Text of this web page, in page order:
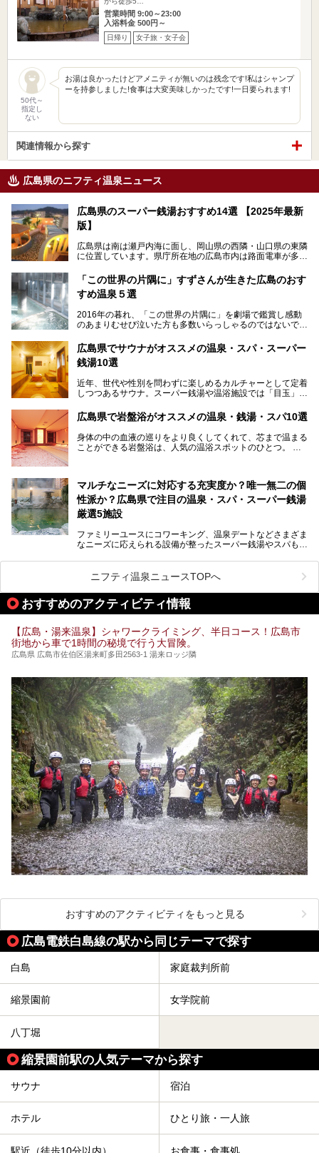
営業時間 9:00～23:00
入浴料金 500円～
日帰り 女子旅・女子会
50代～
指定し
ない
お湯は良かったけどアメニティが無いのは残念です!私はシャンプ
ーを持参しました!食事は大変美味しかったです!一日要られます!
関連情報から探す
広島県のニフティ温泉ニュース
広島県のスーパー銭湯おすすめ14選 【2025年最新
版】
広島県は南は瀬戸内海に面し、岡山県の西隣・山口県の東隣
に位置しています。県庁所在地の広島市内は路面電車が多数
厳島神社と原爆ドームの2つの世界文化遺産があり、年間を
通して多数の観光客が訪れます。工業都市として栄えた呉市
や、坂の町・尾道市など、ゆっくり訪れたい町や観光スポッ
モン、全国にファンが多い広島風お好み焼きなどのグルメも
充実。
銭湯をご紹介します。
「この世界の片隅に」すずさんが生きた広島のおす
すめ温泉５選
2016年の暮れ、「この世界の片隅に」を劇場で鑑賞し感動
のあまりむせび泣いた方も多数いらっしゃるのではないでし
あの夏のヒロシマを生きた主人公すずさんの笑顔が、今もど
こかに輝きつづけていることをふと思い浮かべます。
そんな映画の舞台となった広島県呉市を中心に、広島のおす
広島県でサウナがオススメの温泉・スパ・スーパー
銭湯10選
近年、世代や性別を問わずに楽しめるカルチャーとして定着
しつつあるサウナ。スーパー銭湯や温浴施設では「目玉」と
わりと身体の内部を温めて発汗を促すサウナは、リフレッシ
ュ効果はもちろん、代謝が高まり健康や美容にも良い影響が
期待されます。今回はそんなサウナにこだわった、広島県内
のオススメ温泉・銭湯・スパ10ヶ所を紹介させていただき
ます。
広島県で岩盤浴がオススメの温泉・銭湯・スパ10選
身体の中の血液の巡りをより良くしてくれて、芯まで温まる
ことができる岩盤浴は、人気の温浴スポットのひとつ。
る、広島県でオススメの温泉・銭湯・スパをご紹介していき
ます！
マルチなニーズに対応する充実度か？唯一無二の個
性派か？広島県で注目の温泉・スパ・スーパー銭湯
厳選5施設
ファミリーユースにコワーキング、温泉デートなどさまざま
なニーズに応えられる設備が整ったスーパー銭湯やスパも、
いった個性が魅力の温泉も、どちらも充実している広島県。
今回は、そんな広島県にある温浴施設のなかから、筆者が
「一度訪ねてみたい」と気になっている魅力的な施設を5件
ピックアップして紹介します。
※2021/07/30時点の情報です。
ニフティ温泉ニュースTOPへ
おすすめのアクティビティ情報
【広島・湯来温泉】シャワークライミング、半日コース！広島市
街地から車で1時間の秘境で行う大冒険。
広島県 広島市佐伯区湯来町多田2563-1 湯来ロッジ隣
おすすめのアクティビティをもっと見る
広島電鉄白島線の駅から同じテーマで探す
白島 家庭裁判所前
縮景園前 女学院前
八丁堀
縮景園前駅の人気テーマから探す
サウナ 宿泊
ホテル ひとり旅・一人旅